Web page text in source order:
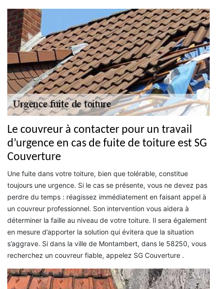
Le couvreur à contacter pour un travail
d’urgence en cas de fuite de toiture est SG
Couverture
Une fuite dans votre toiture, bien que tolérable, constitue
toujours une urgence. Si le cas se présente, vous ne devez pas
perdre du temps : réagissez immédiatement en faisant appel à
un couvreur professionnel. Son intervention vous aidera à
déterminer la faille au niveau de votre toiture. Il sera également
en mesure d’apporter la solution qui évitera que la situation
s’aggrave. Si dans la ville de Montambert, dans le 58250, vous
recherchez un couvreur fiable, appelez SG Couverture .